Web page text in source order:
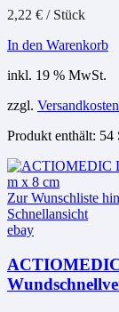
2,22 € / Stück
In den Warenkorb
inkl. 19 % MwSt.
zzgl. Versandkosten
Produkt enthält: 54
Zur Wunschliste
Schnellansicht
ebay